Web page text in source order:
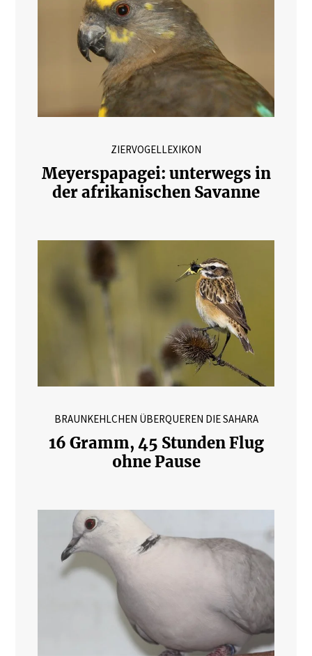
ZIERVOGELLEXIKON
Meyerspapagei: unterwegs in
der afrikanischen Savanne
BRAUNKEHLCHEN ÜBERQUEREN DIE SAHARA
16 Gramm, 45 Stunden Flug
ohne Pause